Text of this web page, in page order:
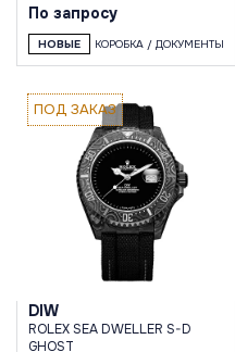
По запросу
НОВЫЕ КОРОБКА / ДОКУМЕНТЫ
ПОД ЗАКАЗ
DIW
ROLEX SEA DWELLER S-D
GHOST